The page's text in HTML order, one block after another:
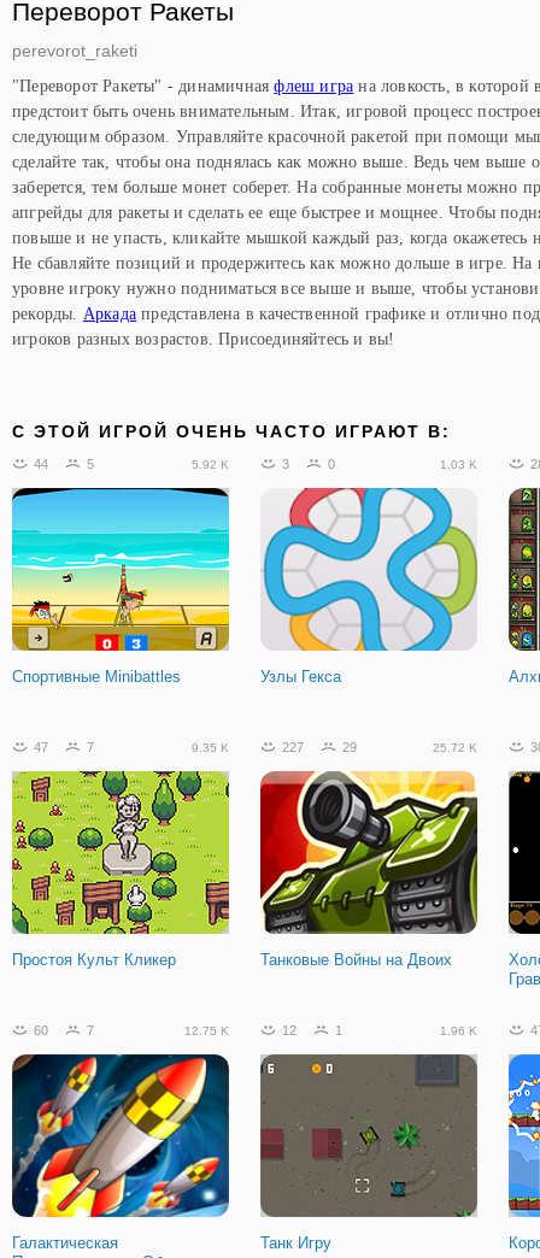
Переворот Ракеты
perevorot_raketi
"Переворот Ракеты" - динамичнаяфлеш игра на ловкость, в которой
предстоит быть очень внимательным. Итак, игровой процесс
следующим образом. Управляйте красочной ракетой при помощи
сделайте так, чтобы она поднялась как можно выше. Ведь чем выше
заберется, тем больше монет соберет. На собранные монеты можно
апгрейды для ракеты и сделать ее еще быстрее и мощнее. Чтобы
повыше и не упасть, кликайте мышкой каждый раз, когда окажетесь
Не сбавляйте позиций и продержитесь как можно дольше в игре. На
уровне игроку нужно подниматься все выше и выше, чтобы
рекорды. Аркада представлена в качественной графике и отлично
игроков разных возрастов. Присоединяйтесь и вы!
C ЭТОЙ ИГРОЙ ОЧЕНЬ ЧАСТО ИГРАЮТ В:
44 5 5.92 K
Спортивные Minibattles
3 0 1.03 K
Узлы Гекса
47 7 9.35 K
Простоя Культ Кликер
227 29 25.72 K
Танковые Войны на Двоих
60 7 12.75 K
Галактическая
12 1 1.96 K
Танк Игру